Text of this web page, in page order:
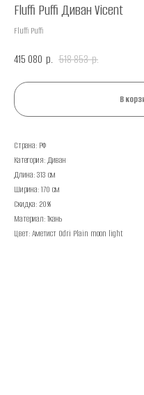
Fluffi Puffi Диван Vicent
Fluffi Puffi
415 080 р. 518 853 р.
В
Страна: РФ
Категория: Диван
Длина: 313 см
Ширина: 170 см
Скидка: 20%
Материал: Ткань
Цвет: Аметист Odri Plain moon light